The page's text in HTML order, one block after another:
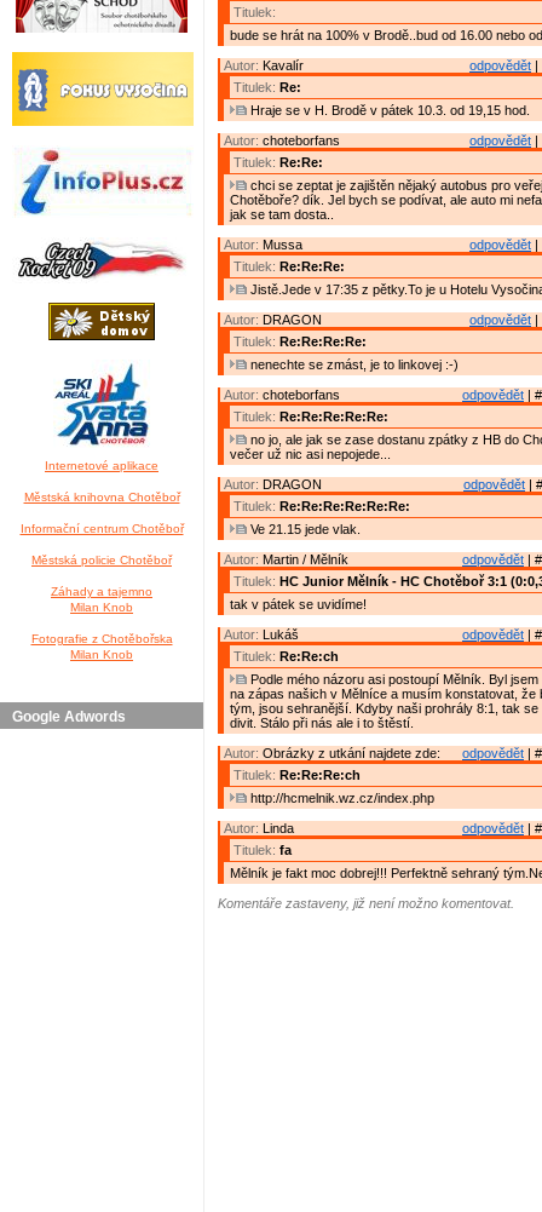
Internetové aplikace
Městská knihovna Chotěboř
Informační centrum Chotěboř
Městská policie Chotěboř
Záhady a tajemno
Milan Knob
Fotografie z Chotěbořska
Milan Knob
Google Adwords
Titulek:
bude se hrát na 100% v Brodě..bud od 16.00 nebo
odpovědět |
Autor: Kavalír
Titulek: Re:
Hraje se v H. Brodě v pátek 10.3. od 19,15 hod.
odpovědět |
Autor: choteborfans
Titulek: Re:Re:
chci se zeptat je zajištěn nějaký autobus pro
Chotěboře? dík. Jel bych se podívat, ale auto mi
jak se tam dosta..
odpovědět |
Autor: Mussa
Titulek: Re:Re:Re:
Jistě.Jede v 17:35 z pětky.To je u Hotelu
odpovědět |
Autor: DRAGON
Titulek: Re:Re:Re:Re:
nenechte se zmást, je to linkovej :-)
odpovědět |
Autor: choteborfans
Titulek: Re:Re:Re:Re:Re:
no jo, ale jak se zase dostanu zpátky z HB do
večer už nic asi nepojede...
odpovědět |
Autor: DRAGON
Titulek: Re:Re:Re:Re:Re:Re:
Ve 21.15 jede vlak.
odpovědět |
Autor: Martin / Mělník
Titulek: HC Junior Mělník - HC Chotěboř 3:1
tak v pátek se uvidíme!
odpovědět |
Autor: Lukáš
Titulek: Re:Re:ch
Podle mého názoru asi postoupí Mělník. Byl
na zápas našich v Mělníce a musím konstatovat, že
tým, jsou sehranější. Kdyby naši prohrály 8:1, tak se
divit. Stálo při nás ale i to štěstí.
odpovědět |
Autor: Obrázky z utkání najdete zde:
Titulek: Re:Re:Re:ch
http://hcmelnik.wz.cz/index.php
odpovědět |
Autor: Linda
Titulek: fa
Mělník je fakt moc dobrej!!! Perfektně sehraný
Komentáře zastaveny, již není možno komentovat.